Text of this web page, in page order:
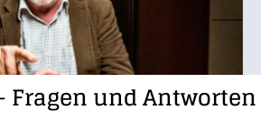
Fragen und Antworten